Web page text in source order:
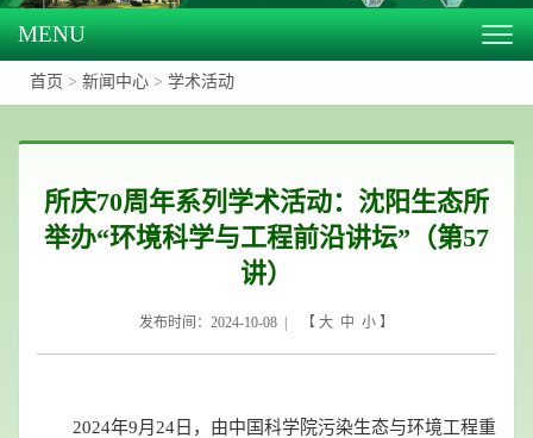
MENU
首页 > 新闻中心 > 学术活动
所庆70周年系列学术活动：沈阳生态所
举办“环境科学与工程前沿讲坛”（第57
讲）
发布时间：2024-10-08 | 【 大 中 小 】
2024年9月24日，由中国科学院污染生态与环境工程重